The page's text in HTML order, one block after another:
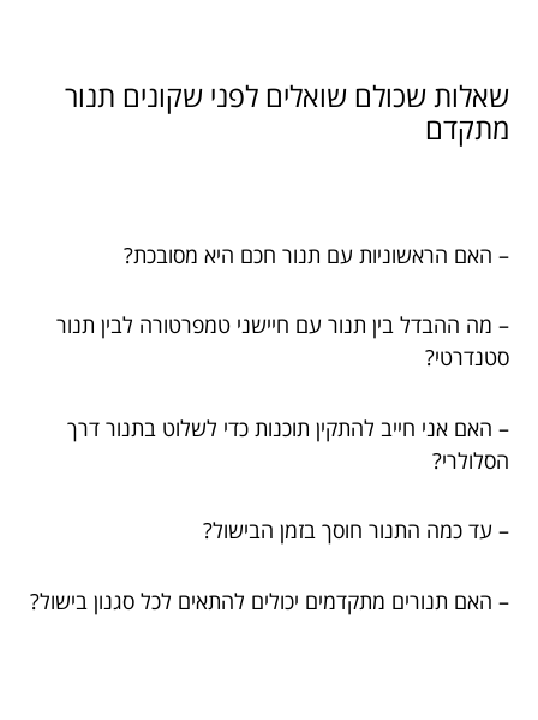
שאלות שכולם שואלים לפני שקונים תנור
מתקדם
– האם הראשוניות עם תנור חכם היא מסובכת?
– מה ההבדל בין תנור עם חיישני טמפרטורה לבין תנור
סטנדרטי?
– האם אני חייב להתקין תוכנות כדי לשלוט בתנור דרך
הסלולרי?
– עד כמה התנור חוסך בזמן הבישול?
– האם תנורים מתקדמים יכולים להתאים לכל סגנון בישול?